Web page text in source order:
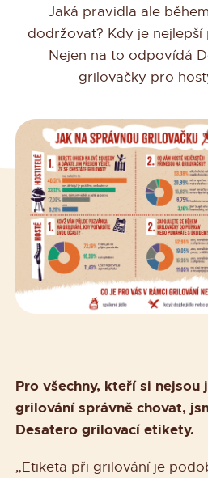
Jaká pravidla ale
dodržovat? Kdy je
Nejen na to odpovídá
grilovačky pro
Pro všechny, kteří si nejsou
grilování správně chovat,
Desatero grilovací etikety.
„Etiketa při grilování je